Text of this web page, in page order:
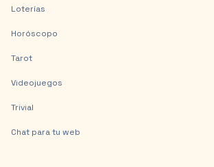
Loterías
Horóscopo
Tarot
Videojuegos
Trivial
Chat para tu web